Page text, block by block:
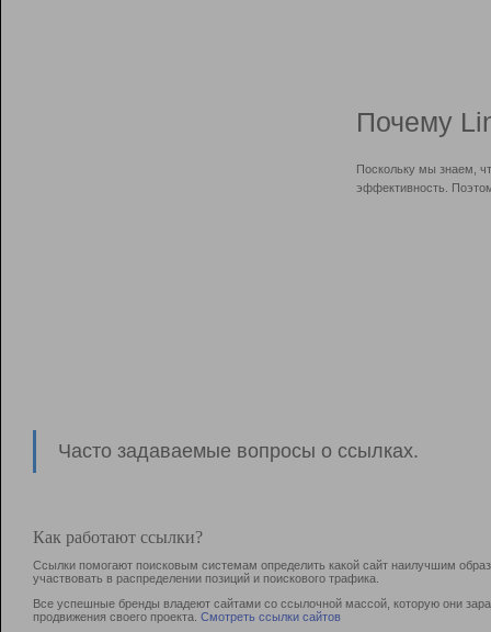
Почему
Поскольку мы знаем,
эффективность.
Часто задаваемые вопросы о ссылках.
Как работают ссылки?
Ссылки помогают поисковым системам определить какой сайт наилучшим
участвовать в раcпределении позиций и поискового трафика.
Все успешные бренды владеют сайтами со ссылочной массой, которую они
продвижения своего проекта. Смотреть ссылки сайтов